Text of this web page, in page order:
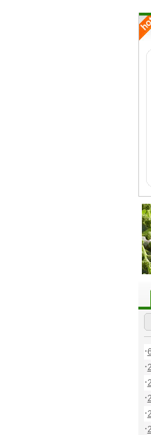
[详细资
·
·
·
·
·
·